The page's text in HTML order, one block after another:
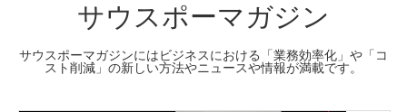
サウスポーマガジン
サウスポーマガジンにはビジネスにおける「業務効率化」や「コ
スト削減」の新しい方法やニュースや情報が満載です。